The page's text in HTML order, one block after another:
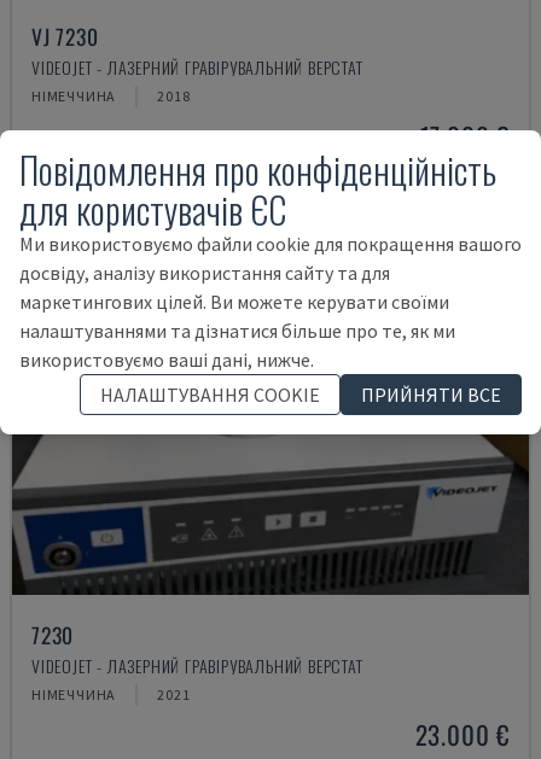
VJ 7230
VIDEOJET - ЛАЗЕРНИЙ ГРАВІРУВАЛЬНИЙ ВЕРСТАТ
НІМЕЧЧИНА 2018
17.000 €
7230
VIDEOJET - ЛАЗЕРНИЙ ГРАВІРУВАЛЬНИЙ ВЕРСТАТ
НІМЕЧЧИНА 2021
23.000 €
Повідомлення про конфіденційність
для користувачів ЄС
Ми використовуємо файли cookie для покращення вашого
досвіду, аналізу використання сайту та для
маркетингових цілей. Ви можете керувати своїми
налаштуваннями та дізнатися більше про те, як ми
використовуємо ваші дані, нижче.
НАЛАШТУВАННЯ COOKIE
ПРИЙНЯТИ ВСЕ